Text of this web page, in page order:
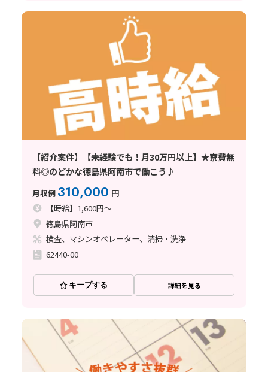
【紹介案件】【未経験でも！月30万円以上】★寮費無
料◎のどかな徳島県阿南市で働こう♪
月収例 310,000 円
【時給】1,600円～
徳島県阿南市
検査、マシンオペレーター、清掃・洗浄
62440-00
キープする 詳細を見る